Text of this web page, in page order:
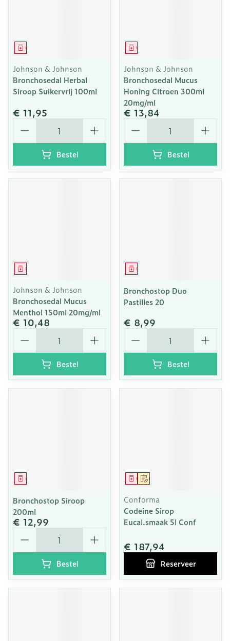
Geneesmiddel
Johnson & Johnson
Bronchosedal Herbal
Siroop Suikervrij 100ml
€ 11,95
Aantal
Bestel
Geneesmiddel
Johnson & Johnson
Bronchosedal Mucus
Honing Citroen 300ml
20mg/ml
€ 13,84
Aantal
Bestel
Geneesmiddel
Johnson & Johnson
Bronchosedal Mucus
Menthol 150ml 20mg/ml
€ 10,48
Aantal
Bestel
Geneesmiddel
Bronchostop Duo
Pastilles 20
€ 8,99
Aantal
Bestel
Geneesmiddel
Bronchostop Siroop
200ml
€ 12,99
Aantal
Bestel
Op voorschrift
Geneesmiddel
Conforma
Codeine Sirop
Eucal.smaak 5l Conf
€ 187,94
Reserveer